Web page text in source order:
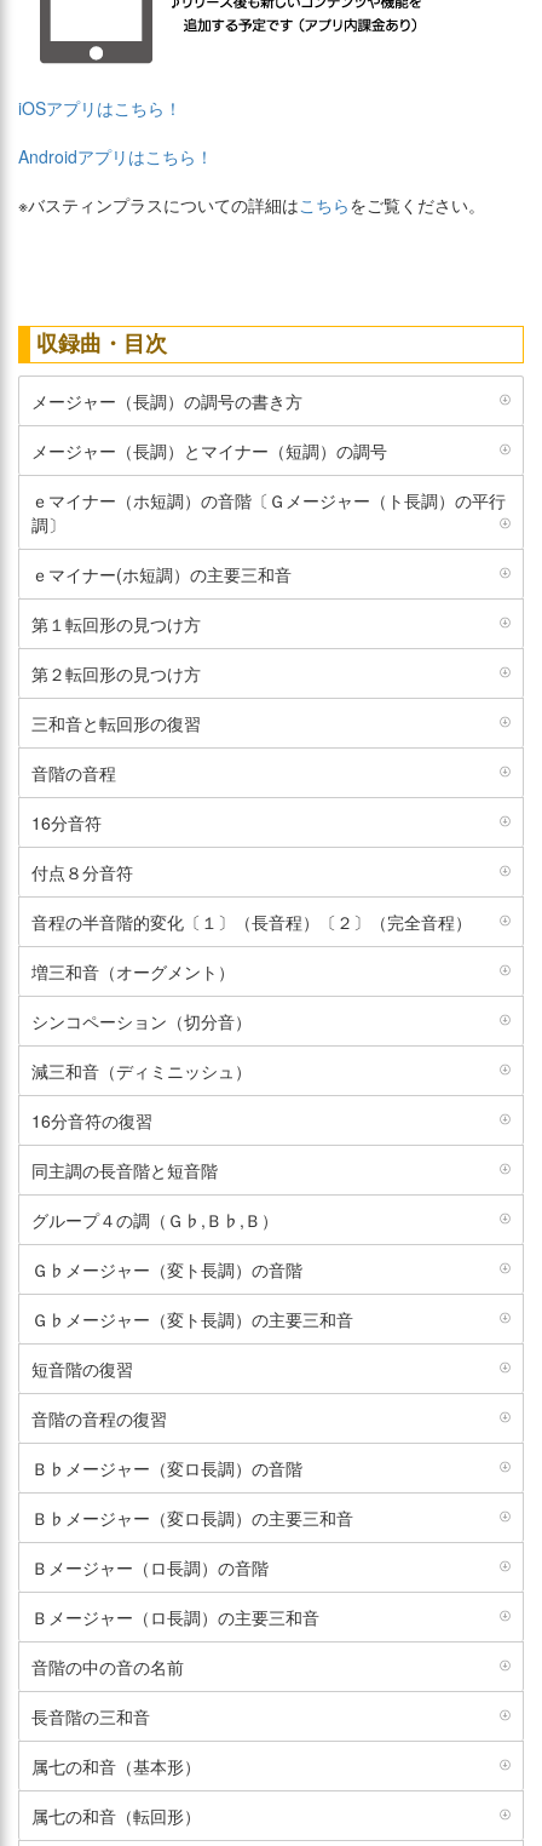
iOSアプリはこちら！
Androidアプリはこちら！
※バスティンプラスについての詳細はこちらをご覧ください。
収録曲・目次
メージャー（長調）の調号の書き方
メージャー（長調）とマイナー（短調）の調号
ｅマイナー（ホ短調）の音階〔Ｇメージャー（ト長調）の平行
調〕
ｅマイナー(ホ短調）の主要三和音
第１転回形の見つけ方
第２転回形の見つけ方
三和音と転回形の復習
音階の音程
16分音符
付点８分音符
音程の半音階的変化〔１〕（長音程）〔２〕（完全音程）
増三和音（オーグメント）
シンコペーション（切分音）
減三和音（ディミニッシュ）
16分音符の復習
同主調の長音階と短音階
グループ４の調（Ｇ♭,Ｂ♭,Ｂ）
Ｇ♭メージャー（変ト長調）の音階
Ｇ♭メージャー（変ト長調）の主要三和音
短音階の復習
音階の音程の復習
Ｂ♭メージャー（変ロ長調）の音階
Ｂ♭メージャー（変ロ長調）の主要三和音
Ｂメージャー（ロ長調）の音階
Ｂメージャー（ロ長調）の主要三和音
音階の中の音の名前
長音階の三和音
属七の和音（基本形）
属七の和音（転回形）